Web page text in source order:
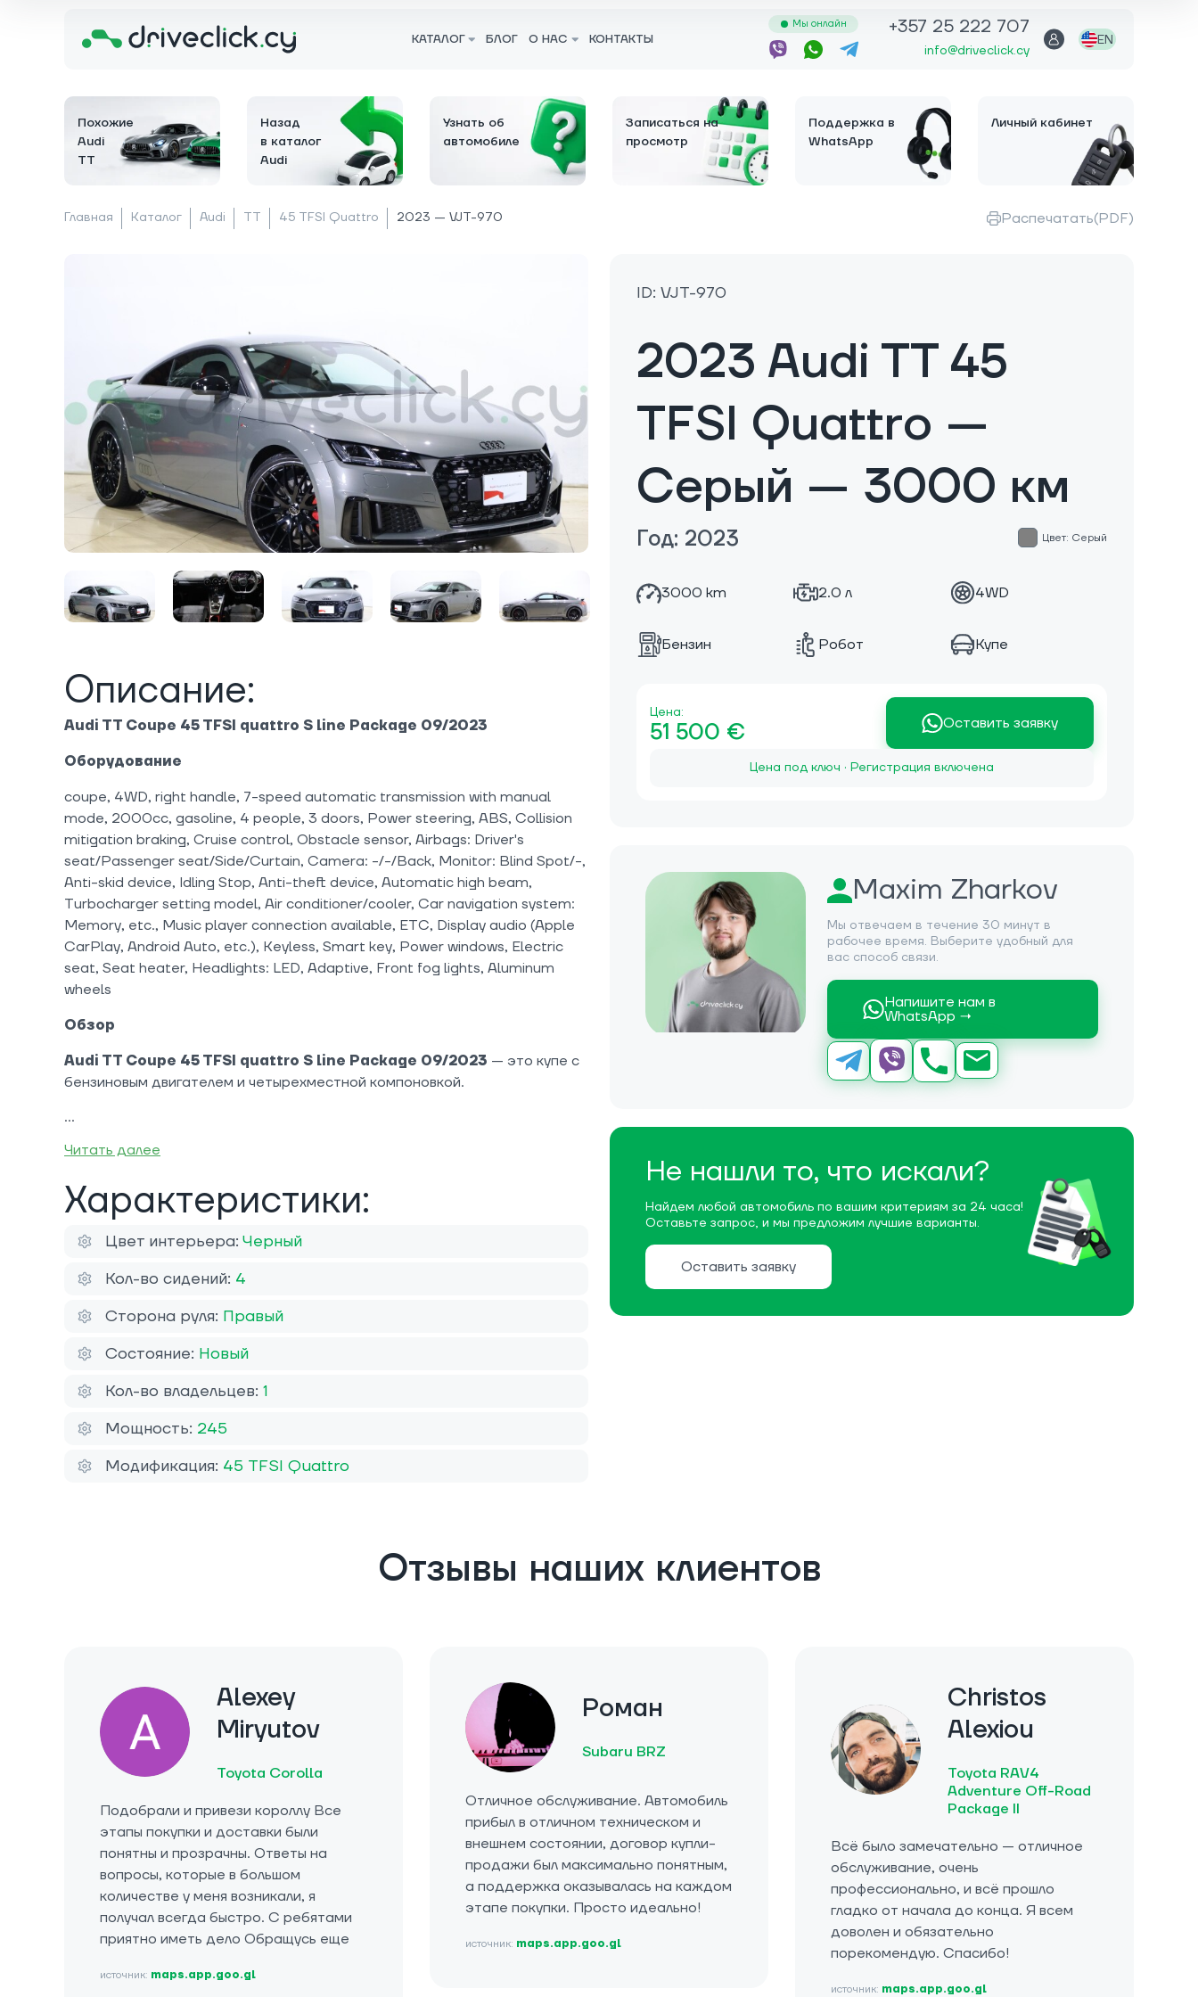
КАТАЛОГ БЛОГ О НАС КОНТАКТЫ
Мы онлайн +357 25 222 707
info@driveclick.cy
EN
Похожие
Audi
TT
Назад
в каталог
Audi
Узнать об
автомобиле
Записаться на
просмотр
Поддержка в
WhatsApp
Личный кабинет
Главная Каталог Audi TT 45 TFSI Quattro 2023 — VJT-970 Распечатать(PDF)
ID: VJT-970
2023 Audi TT 45
TFSI Quattro —
Серый — 3000 км
Год: 2023 Цвет: Серый
3000 km 2.0 л 4WD
Бензин Робот Купе
Цена:
51 500 € Оставить заявку
Цена под ключ · Регистрация включена
Maxim Zharkov
Мы отвечаем в течение 30 минут в
рабочее время. Выберите удобный для
вас способ связи.
Напишите нам в
WhatsApp →
Не нашли то, что искали?
Найдем любой автомобиль по вашим критериям за 24 часа!
Оставьте запрос, и мы предложим лучшие варианты.
Оставить заявку
Описание:
Audi TT Coupe 45 TFSI quattro S line Package 09/2023
Оборудование
coupe, 4WD, right handle, 7-speed automatic transmission with manual
mode, 2000cc, gasoline, 4 people, 3 doors, Power steering, ABS, Collision
mitigation braking, Cruise control, Obstacle sensor, Airbags: Driver's
seat/Passenger seat/Side/Curtain, Camera: -/-/Back, Monitor: Blind Spot/-,
Anti-skid device, Idling Stop, Anti-theft device, Automatic high beam,
Turbocharger setting model, Air conditioner/cooler, Car navigation system:
Memory, etc., Music player connection available, ETC, Display audio (Apple
CarPlay, Android Auto, etc.), Keyless, Smart key, Power windows, Electric
seat, Seat heater, Headlights: LED, Adaptive, Front fog lights, Aluminum
wheels
Обзор
Audi TT Coupe 45 TFSI quattro S line Package 09/2023 — это купе с
бензиновым двигателем и четырехместной компоновкой.
Читать далее
Характеристики:
Цвет интерьера: Черный
Кол-во сидений: 4
Сторона руля: Правый
Состояние: Новый
Кол-во владельцев: 1
Мощность: 245
Модификация: 45 TFSI Quattro
Отзывы наших клиентов
Alexey
Miryutov
Toyota Corolla
Подобрали и привези короллу Все
этапы покупки и доставки были
понятны и прозрачны. Ответы на
вопросы, которые в большом
количестве у меня возникали, я
получал всегда быстро. С ребятами
приятно иметь дело Обращусь еще
источник: maps.app.goo.gl
Роман
Subaru BRZ
Отличное обслуживание. Автомобиль
прибыл в отличном техническом и
внешнем состоянии, договор купли-
продажи был максимально понятным,
а поддержка оказывалась на каждом
этапе покупки. Просто идеально!
источник: maps.app.goo.gl
Christos
Alexiou
Toyota RAV4
Adventure Off-Road
Package II
Всё было замечательно — отличное
обслуживание, очень
профессионально, и всё прошло
гладко от начала до конца. Я всем
доволен и обязательно
порекомендую. Спасибо!
источник: maps.app.goo.gl